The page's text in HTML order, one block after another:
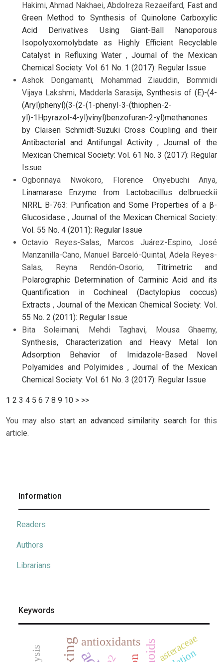
Hakimi, Ahmad Nakhaei, Abdolreza Rezaeifard, Fast and
Green Method to Synthesis of Quinolone Carboxylic
Acid Derivatives Using Giant-Ball Nanoporous
Isopolyoxomolybdate as Highly Efficient Recyclable
Catalyst in Refluxing Water , Journal of the Mexican
Chemical Society: Vol. 61 No. 1 (2017): Regular Issue
Ashok Dongamanti, Mohammad Ziauddin, Bommidi
Vijaya Lakshmi, Madderla Sarasija,Synthesis of (E)-(4-
(Aryl)phenyl)(3-(2-(1-phenyl-3-(thiophen-2-
yl)-1Hpyrazol-4-yl)vinyl)benzofuran-2-yl)methanones
by Claisen Schmidt-Suzuki Cross Coupling and their
Antibacterial and Antifungal Activity, Journal of the
Mexican Chemical Society: Vol. 61 No. 3 (2017): Regular
Issue
Ogbonnaya Nwokoro, Florence Onyebuchi Anya,
Linamarase Enzyme from Lactobacillus delbrueckii
NRRL B-763: Purification and Some Properties of a β-
Glucosidase , Journal of the Mexican Chemical Society:
Vol. 55 No. 4 (2011): Regular Issue
Octavio Reyes-Salas, Marcos Juárez-Espino, José
Manzanilla-Cano, Manuel Barceló-Quintal, Adela Reyes-
Salas, Reyna Rendón-Osorio, Titrimetric and
Polarographic Determination of Carminic Acid and its
Quantification in Cochineal (Dactylopius coccus)
Extracts , Journal of the Mexican Chemical Society: Vol.
55 No. 2 (2011): Regular Issue
Bita Soleimani, Mehdi Taghavi, Mousa Ghaemy,
Synthesis, Characterization and Heavy Metal Ion
Adsorption Behavior of Imidazole-Based Novel
Polyamides and Polyimides ,Journal of the Mexican
Chemical Society: Vol. 61 No. 3 (2017): Regular Issue
1 2 3 4 5 6 7 8 9 10 > >>
You may also start an advanced similarity searchfor this
article.
Information
Readers
Authors
Librarians
Keywords
antioxidants asteraceae